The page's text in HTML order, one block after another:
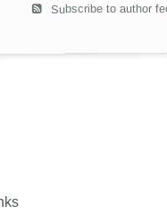
Subscribe to author